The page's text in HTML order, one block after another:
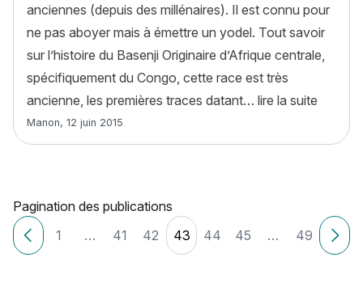
anciennes (depuis des millénaires). Il est connu pour
ne pas aboyer mais à émettre un yodel. Tout savoir
sur l’histoire du Basenji Originaire d’Afrique centrale,
spécifiquement du Congo, cette race est très
ancienne, les premières traces datant… lire la suite
Article rédigé par
Manon, 12 juin 2015
Pagination des publications
Articles plus récents
1 … 41 42 43 44 45 … 49